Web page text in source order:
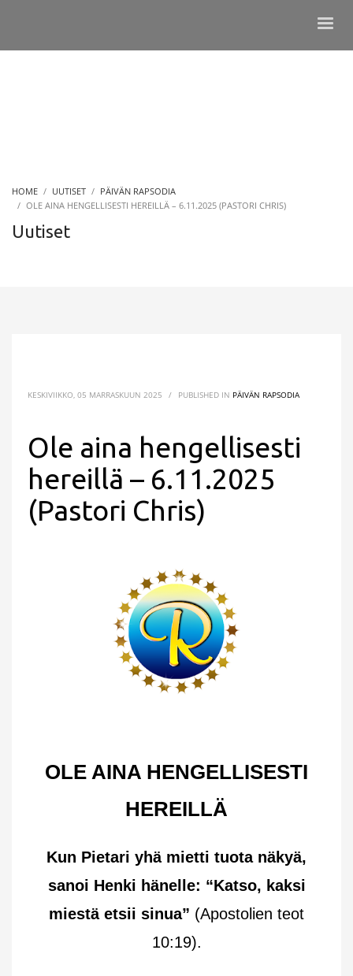
HOME UUTISET
PÄIVÄN RAPSODIA
OLE AINA HENGELLISESTI HEREILLÄ – 6.11.2025 (PASTORI CHRIS)
Uutiset
KESKIVIIKKO, 05 MARRASKUUN 2025 / PUBLISHED IN PÄIVÄN RAPSODIA
Ole aina hengellisesti
hereillä – 6.11.2025
(Pastori Chris)
OLE AINA HENGELLISESTI
HEREILLÄ
Kun Pietari yhä mietti tuota näkyä,
sanoi Henki hänelle: “Katso, kaksi
miestä etsii sinua” (Apostolien teot
10:19).